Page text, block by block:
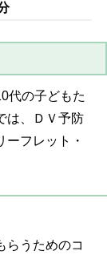
代の子どもた
は、ＤＶ予防
フレット・
らうためのコ